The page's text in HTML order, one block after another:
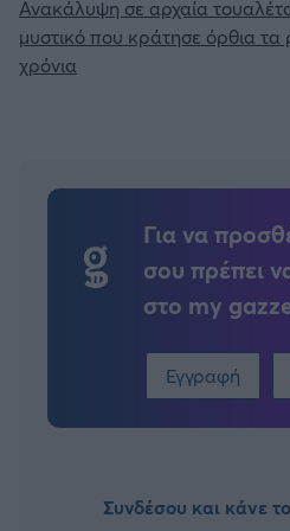
Ανακάλυψη σε αρχαία
μυστικό που κράτησε όρθια τα
χρόνια
Για να
σου πρέπει
στο my
Εγγραφή
Συνδέσου και κάνε